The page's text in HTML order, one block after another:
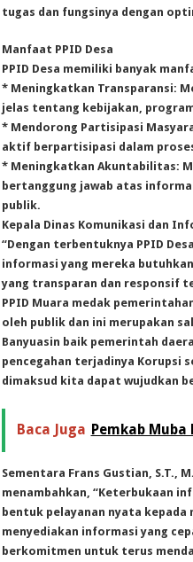
tugas dan fungsinya dengan
Manfaat PPID Desa
PPID Desa memiliki banyak
* Meningkatkan Transparansi:
jelas tentang kebijakan,
* Mendorong Partisipasi
aktif berpartisipasi dalam
* Meningkatkan Akuntabilitas:
bertanggung jawab atas
publik.
Kepala Dinas Komunikasi dan
“Dengan terbentuknya PPID
informasi yang mereka
yang transparan dan responsif
PPID Muara medak
oleh publik dan ini merupakan
Banyuasin baik pemerintah
pencegahan terjadinya Korupsi
dimaksud kita dapat wujudkan
Baca Juga Pemkab
Sementara Frans Gustian, S.T.,
menambahkan, “Keterbukaan
bentuk pelayanan nyata kepada
menyediakan informasi yang
berkomitmen untuk terus